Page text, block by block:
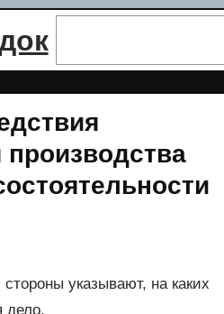
указывают, на каких
дело.